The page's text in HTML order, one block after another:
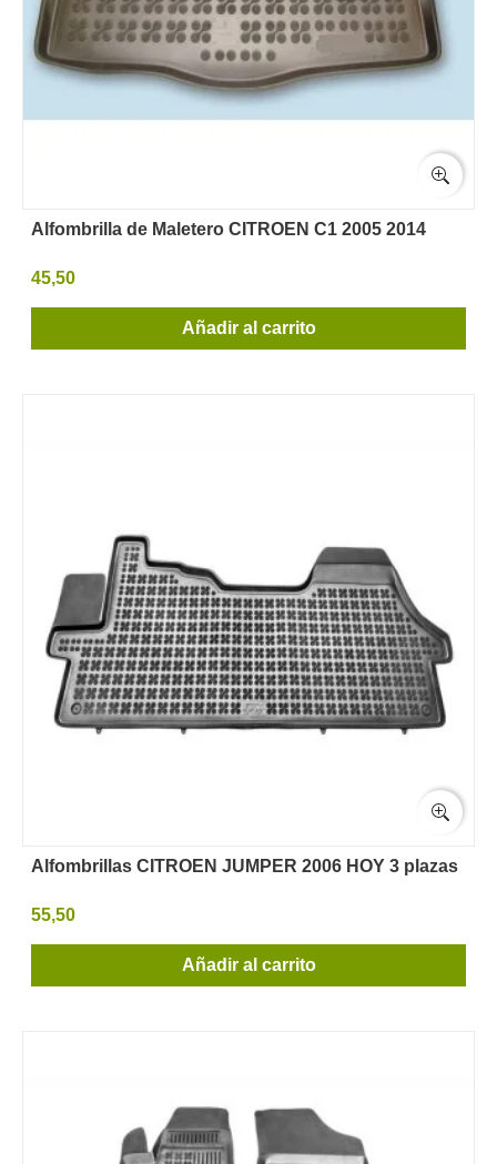
Alfombrilla de Maletero CITROEN C1 2005 2014
45,50
Añadir al carrito
Alfombrillas CITROEN JUMPER 2006 HOY 3 plazas
55,50
Añadir al carrito